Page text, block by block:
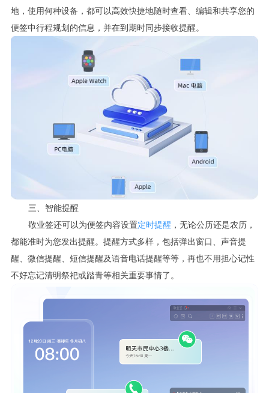
地，使用何种设备，都可以高效快捷地随时查看、编辑和共享您的
便签中行程规划的信息，并在到期时同步接收提醒。
三、智能提醒
敬业签还可以为便签内容设置定时提醒 ，无论公历还是农历，
都能准时为您发出提醒。提醒方式多样，包括弹出窗口、声音提
醒、微信提醒、短信提醒及语音电话提醒等等，再也不用担心记性
不好忘记清明祭祀或踏青等相关重要事情了。